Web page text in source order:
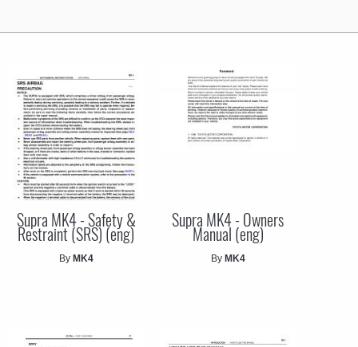
Supra MK4 - Safety &
Restraint (SRS) (eng)
By MK4
Supra MK4 - Owners
Manual (eng)
By MK4